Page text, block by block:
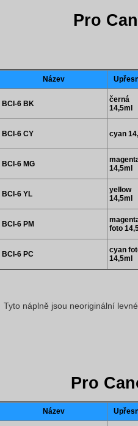
Pro
Název
BCI-6 BK
černá
14,5ml
BCI-6 CY cyan
BCI-6 MG
14,5ml
BCI-6 YL
yellow
14,5ml
BCI-6 PM
foto
BCI-6 PC
cyan
14,5ml
Tyto náplně jsou neoriginální
Pro
Název